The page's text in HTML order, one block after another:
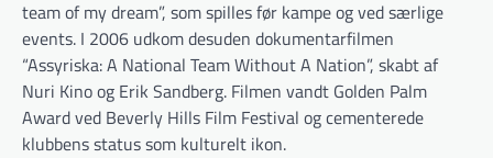
team of my dream”, som spilles før kampe og ved særlige
events. I 2006 udkom desuden dokumentarfilmen
“Assyriska: A National Team Without A Nation”, skabt af
Nuri Kino og Erik Sandberg. Filmen vandt Golden Palm
Award ved Beverly Hills Film Festival og cementerede
klubbens status som kulturelt ikon.